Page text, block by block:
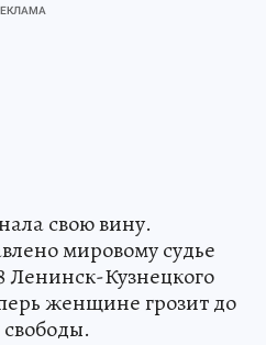
свою вину.
мировому судье
Ленинск-Кузнецкого
женщине грозит до